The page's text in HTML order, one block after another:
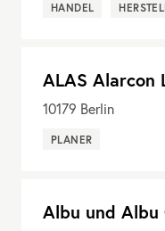
HANDEL
ALAS
10179 Berlin
PLANER
Albu und Albu